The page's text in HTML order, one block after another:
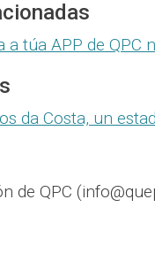
a túa APP de QPC
da Costa, un
de QPC